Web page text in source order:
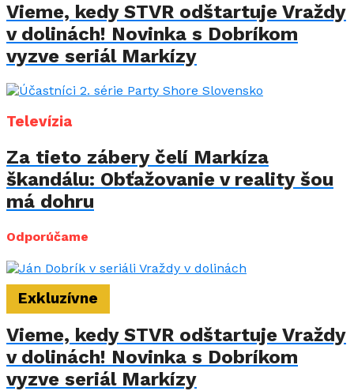
Vieme, kedy STVR odštartuje Vraždy
v dolinách! Novinka s Dobríkom
vyzve seriál Markízy
Televízia
Za tieto zábery čelí Markíza
škandálu: Obťažovanie v reality šou
má dohru
Odporúčame
Exkluzívne
Vieme, kedy STVR odštartuje Vraždy
v dolinách! Novinka s Dobríkom
vyzve seriál Markízy